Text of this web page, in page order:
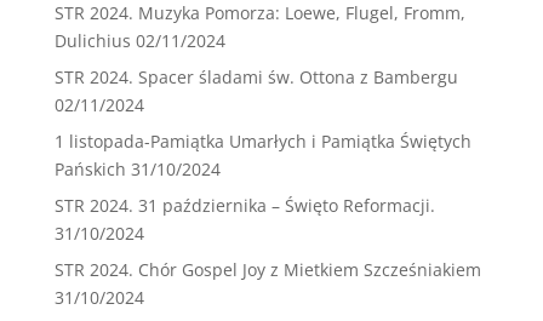
STR 2024. Muzyka Pomorza: Loewe, Flugel, Fromm,
Dulichius 02/11/2024
STR 2024. Spacer śladami św. Ottona z Bambergu
02/11/2024
1 listopada-Pamiątka Umarłych i Pamiątka Świętych
Pańskich 31/10/2024
STR 2024. 31 października – Święto Reformacji.
31/10/2024
STR 2024. Chór Gospel Joy z Mietkiem Szcześniakiem
31/10/2024